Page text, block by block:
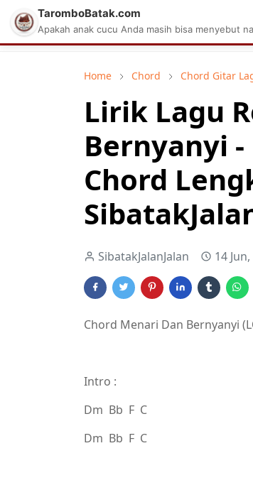
Matius Celcius Sinaga
Home Chord Chord Gitar
Lirik Lagu
Bernyanyi -
Chord
SibatakJalanJalan 14
Chord Menari Dan Bernyanyi
Intro :
Dm Bb F C
Dm Bb F C
TaromboBatak.com
Apakah anak cucu Anda masih bisa menyebut